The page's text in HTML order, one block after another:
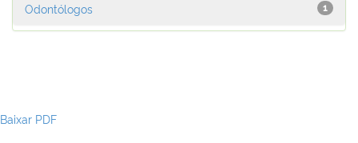
1
Odontólogos
Baixar PDF